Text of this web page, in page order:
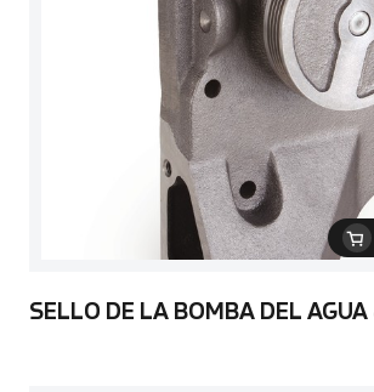
SELLO DE LA BOMBA DEL